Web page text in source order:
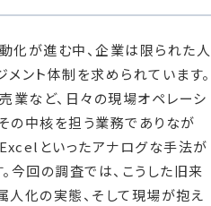
化が進む中、企業は限られた人
ント体制を求められています。
業など、日々の現場オペレーシ
その中核を担う業務でありなが
といったアナログな手法が
今回の調査では、こうした旧来
化の実態、そして現場が抱え